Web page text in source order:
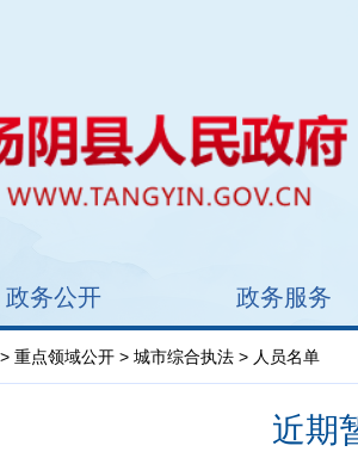
政务公开 政务服务
> 重点领域公开 > 城市综合执法 > 人员名单
近期